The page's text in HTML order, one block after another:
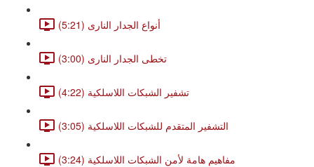
أنواع الجدار النارى (5:21)
تخطى الجدار النارى (3:00)
تشفير الشبكات اللاسلكية (4:22)
التشفير المتقدم للشبكات اللاسلكية (3:05)
مفاهيم هامة لأمن الشبكات اللاسلكية (3:24)